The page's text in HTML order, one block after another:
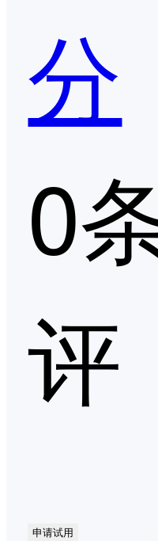
分
0
评
申请试用